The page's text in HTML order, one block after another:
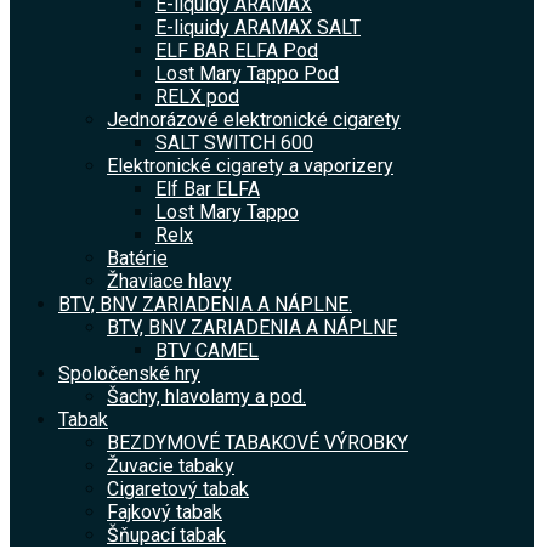
E-liquidy ARAMAX SALT
ELF BAR ELFA Pod
Lost Mary Tappo Pod
RELX pod
Jednorázové elektronické cigarety
SALT SWITCH 600
Elektronické cigarety a vaporizery
Elf Bar ELFA
Lost Mary Tappo
Relx
Batérie
Žhaviace hlavy
BTV, BNV ZARIADENIA A NÁPLNE.
BTV, BNV ZARIADENIA A NÁPLNE
BTV CAMEL
Spoločenské hry
Šachy, hlavolamy a pod.
Tabak
BEZDYMOVÉ TABAKOVÉ VÝROBKY
Žuvacie tabaky
Cigaretový tabak
Fajkový tabak
Šňupací tabak